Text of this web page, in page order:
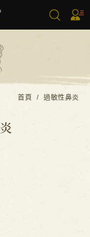
首頁 過敏性鼻炎